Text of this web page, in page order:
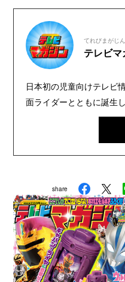
てれびまがじ
テレビ
日本初の児童向けテレビ
面ライダーとともに誕生
細は、YouTubeの『テ
ル』で配信中。講談社
雑誌です。 【SNS】 X
Instagram：＠tele_maga
share